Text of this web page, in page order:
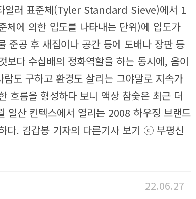
일러 표준체(Tyler Standard Sieve)에서 1
에 의한 입도를 나타내는 단위)에 입도가
준공 후 새집이나 공간 등에 도배나 장판 등
다 수십배의 정화역할을 하는 동시에, 음이
도 구하고 환경도 살리는 그야말로 지속가
흐름을 형성하다 보니 액상 참숯은 최근 더
일산 킨텍스에서 열리는 2008 하우징 브랜드
다. 김갑봉 기자의 다른기사 보기 ⓒ 부평신
22.06.27